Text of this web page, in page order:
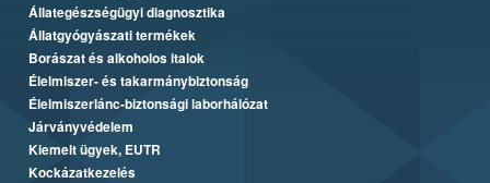
Állategészségügyi diagnosztika
Állatgyógyászati termékek
Borászat és alkoholos italok
Élelmiszer- és takarmánybiztonság
Élelmiszerlánc-biztonsági laborhálózat
Járványvédelem
Kiemelt ügyek, EUTR
Kockázatkezelés